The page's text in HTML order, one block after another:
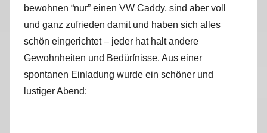
bewohnen “nur” einen VW Caddy, sind aber voll
und ganz zufrieden damit und haben sich alles
schön eingerichtet – jeder hat halt andere
Gewohnheiten und Bedürfnisse. Aus einer
spontanen Einladung wurde ein schöner und
lustiger Abend: